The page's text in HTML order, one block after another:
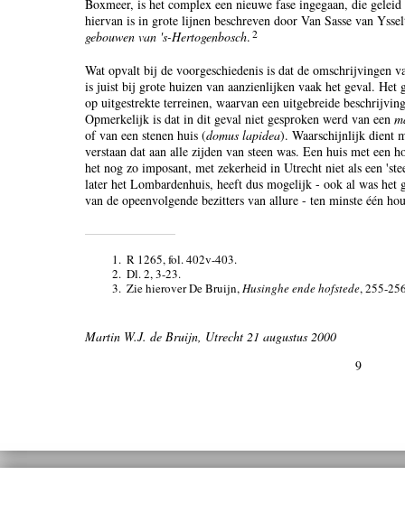
Boxmeer, is het complex een nieuwe fase ingegaan, die
hiervan is in grote lijnen beschreven door Van Sasse van
gebouwen van 's-Hertogenbosch. 2
Wat opvalt bij de voorgeschiedenis is dat de omschrijvingen
is juist bij grote huizen van aanzienlijken vaak het geval. Het
op uitgestrekte terreinen, waarvan een uitgebreide
Opmerkelijk is dat in dit geval niet gesproken werd van een
of van een stenen huis (domus lapidea). Waarschijnlijk dient
verstaan dat aan alle zijden van steen was. Een huis met een
het nog zo imposant, met zekerheid in Utrecht niet als een
later het Lombardenhuis, heeft dus mogelijk - ook al was het
van de opeenvolgende bezitters van allure - ten minste één
1. R 1265, fol. 402v-403.
2. Dl. 2, 3-23.
3. Zie hierover De Bruijn,Husinghe ende hofstede, 255-
Martin W.J. de Bruijn, Utrecht 21 augustus 2000
9